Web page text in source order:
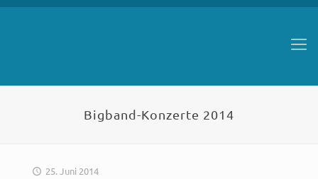
Bigband-Konzerte 2014
25. Juni 2014